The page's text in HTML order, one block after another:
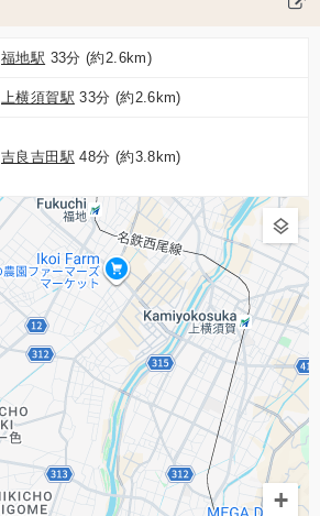
福地駅 33分 (約2.6km)
上横須賀駅 33分 (約2.6km)
吉良吉田駅 48分 (約3.8km)
+